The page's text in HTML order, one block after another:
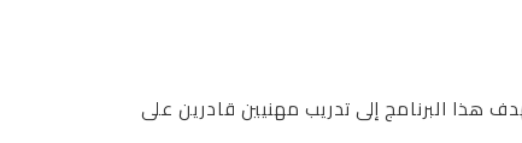
هذا البرنامج إلى تدريب مهنيين قادرين على